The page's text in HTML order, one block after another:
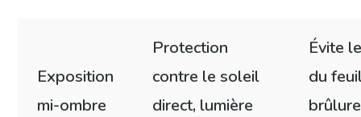
Exposition
mi-ombre
Protection
contre le soleil
direct, lumière
Évite
du